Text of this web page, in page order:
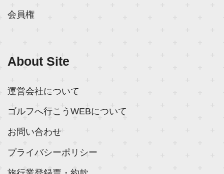
会員権
About Site
運営会社について
ゴルフへ行こうWEBについて
お問い合わせ
プライバシーポリシー